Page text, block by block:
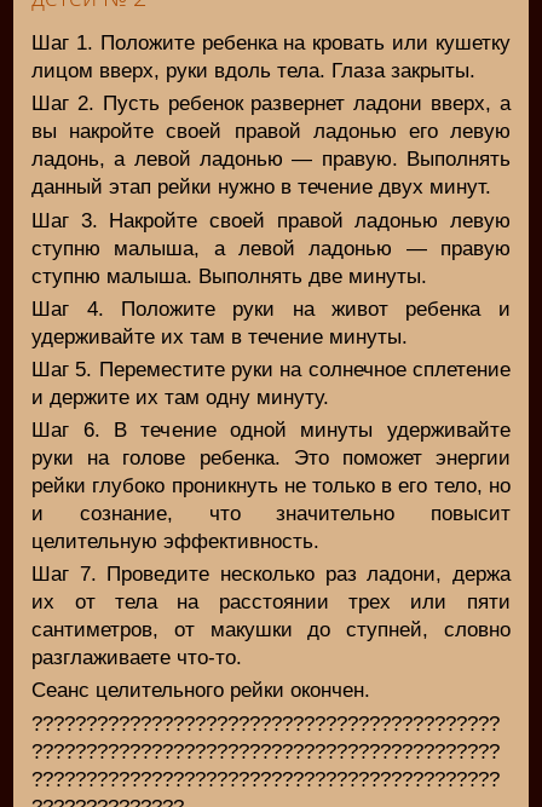
Шаг 1. Положите ребенка на кровать или кушетку
лицом вверх, руки вдоль тела. Глаза закрыты.
Шаг 2. Пусть ребенок развернет ладони вверх, а
вы накройте своей правой ладонью его левую
ладонь, а левой ладонью — правую. Выполнять
данный этап рейки нужно в течение двух минут.
Шаг 3. Накройте своей правой ладонью левую
ступню малыша, а левой ладонью — правую
ступню малыша. Выполнять две минуты.
Шаг 4. Положите руки на живот ребенка и
удерживайте их там в течение минуты.
Шаг 5. Переместите руки на солнечное сплетение
и держите их там одну минуту.
Шаг 6. В течение одной минуты удерживайте
руки на голове ребенка. Это поможет энергии
рейки глубоко проникнуть не только в его тело, но
и сознание, что значительно повысит
целительную эффективность.
Шаг 7. Проведите несколько раз ладони, держа
их от тела на расстоянии трех или пяти
сантиметров, от макушки до ступней, словно
разглаживаете что-то.
Сеанс целительного рейки окончен.
???????????????????????????????????????????
???????????????????????????????????????????
???????????????????????????????????????????